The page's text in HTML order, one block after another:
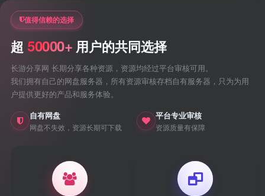
值得信赖的选择
超 50000+ 用户的共同选择
长游分享网 长期分享各种资源，资源均经过平台审核可用。
我们拥有自己的网盘服务器，所有资源审核存档自有服务器，只为为用
户提供更好的产品和服务体验。
自有网盘
网盘不失效，资源长期可下载
平台专业审核
资源质量有保障